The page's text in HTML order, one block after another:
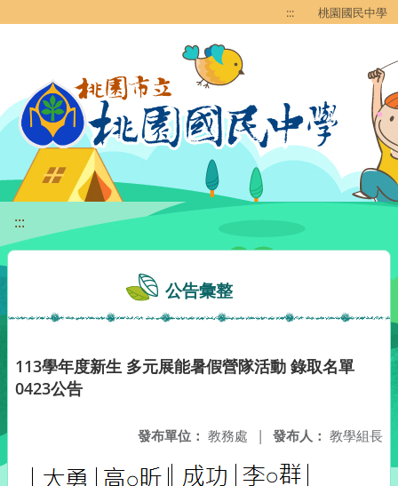
::: 桃園國民中學
:::
公告彙整
113學年度新生 多元展能暑假營隊活動 錄取名單
0423公告
發布人： 教學組長
發布單位： 教務處 |